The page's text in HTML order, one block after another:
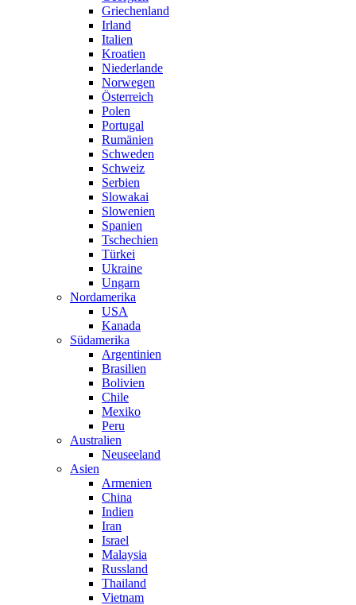
Griechenland
Irland
Italien
Kroatien
Niederlande
Norwegen
Österreich
Polen
Portugal
Rumänien
Schweden
Schweiz
Serbien
Slowakai
Slowenien
Spanien
Tschechien
Türkei
Ukraine
Ungarn
Nordamerika
USA
Kanada
Südamerika
Argentinien
Brasilien
Bolivien
Chile
Mexiko
Peru
Australien
Neuseeland
Asien
Armenien
China
Indien
Iran
Israel
Malaysia
Russland
Thailand
Vietnam